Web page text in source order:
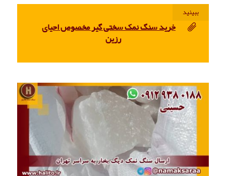
ببینید
خرید سنگ نمک سختی گیر مخصوص احیای
رزین